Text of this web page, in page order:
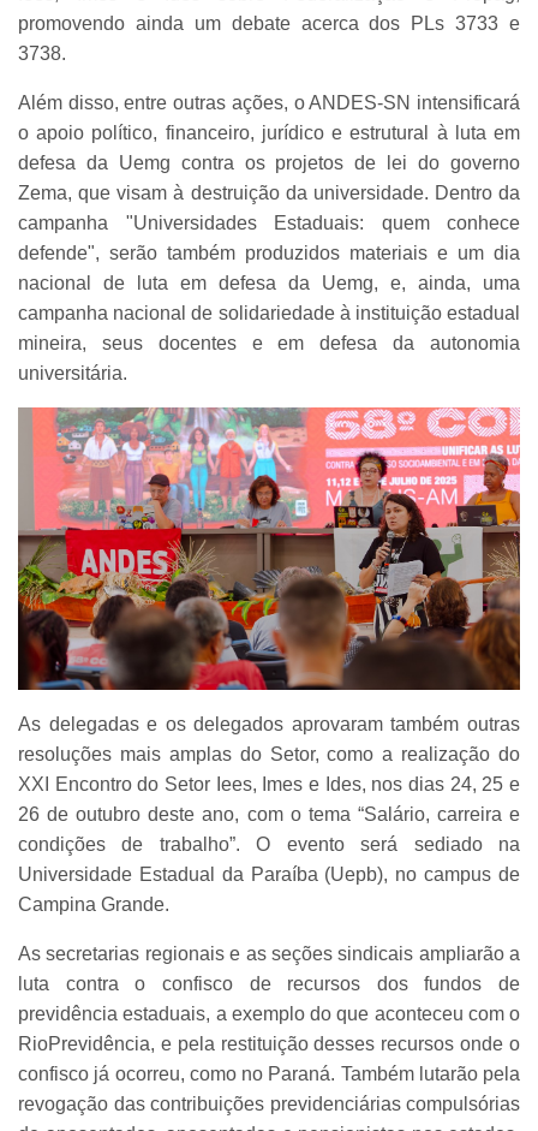
promovendo ainda um debate acerca dos PLs 3733 e
3738.
Além disso, entre outras ações, o ANDES-SN intensificará
o apoio político, financeiro, jurídico e estrutural à luta em
defesa da Uemg contra os projetos de lei do governo
Zema, que visam à destruição da universidade. Dentro da
campanha "Universidades Estaduais: quem conhece
defende", serão também produzidos materiais e um dia
nacional de luta em defesa da Uemg, e, ainda, uma
campanha nacional de solidariedade à instituição estadual
mineira, seus docentes e em defesa da autonomia
universitária.
As delegadas e os delegados aprovaram também outras
resoluções mais amplas do Setor, como a realização do
XXI Encontro do Setor Iees, Imes e Ides, nos dias 24, 25 e
26 de outubro deste ano, com o tema “Salário, carreira e
condições de trabalho”. O evento será sediado na
Universidade Estadual da Paraíba (Uepb), no campus de
Campina Grande.
As secretarias regionais e as seções sindicais ampliarão a
luta contra o confisco de recursos dos fundos de
previdência estaduais, a exemplo do que aconteceu com o
RioPrevidência, e pela restituição desses recursos onde o
confisco já ocorreu, como no Paraná. Também lutarão pela
revogação das contribuições previdenciárias compulsórias